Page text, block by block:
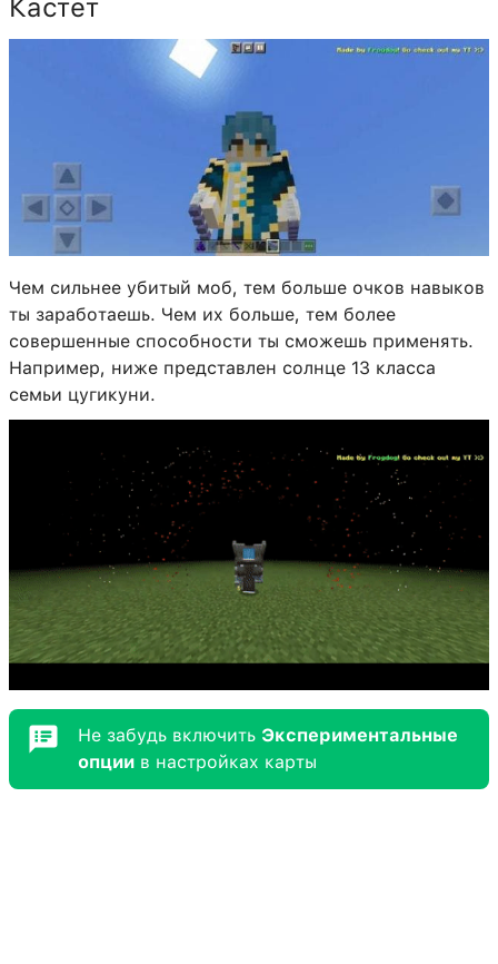
Кастет
Чем сильнее убитый моб, тем больше очков навыков
ты заработаешь. Чем их больше, тем более
совершенные способности ты сможешь применять.
Например, ниже представлен солнце 13 класса
семьи цугикуни.
Не забудь включить Экспериментальные
опции в настройках карты